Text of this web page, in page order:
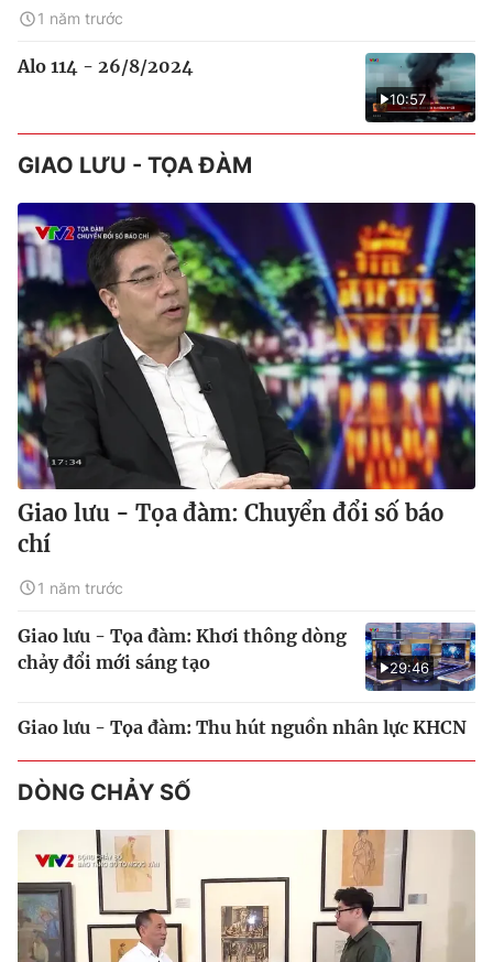
1 năm trước
10:57
Alo 114 - 26/8/2024
GIAO LƯU - TỌA ĐÀM
Giao lưu - Tọa đàm: Chuyển đổi số báo
chí
1 năm trước
29:46
Giao lưu - Tọa đàm: Khơi thông dòng
chảy đổi mới sáng tạo
Giao lưu - Tọa đàm: Thu hút nguồn nhân lực KHCN
DÒNG CHẢY SỐ